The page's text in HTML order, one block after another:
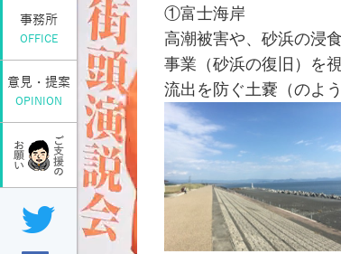
事務所
OFFICE
意見・提案
OPINION
①富士海岸
高潮被害や、砂浜の浸
事業（砂浜の復旧）を
流出を防ぐ土嚢（のよ